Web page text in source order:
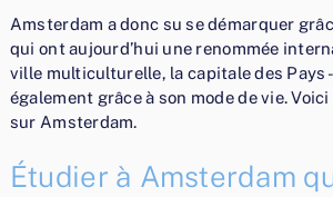
Amsterdam a donc su se démarquer
qui ont aujourd’hui une renommée
ville multiculturelle, la capitale des
également grâce à son mode de vie.
sur Amsterdam.
Étudier à Amsterdam